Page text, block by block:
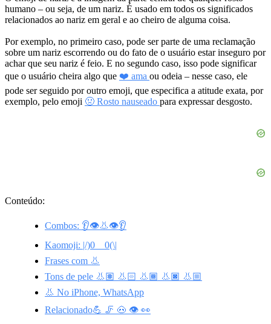
humano – ou seja, de um nariz. É usado em todos os significados
relacionados ao nariz em geral e ao cheiro de alguma coisa.
Por exemplo, no primeiro caso, pode ser parte de uma reclamação
sobre um nariz escorrendo ou do fato de o usuário estar inseguro por
achar que seu nariz é feio. E no segundo caso, isso pode significar
que o usuário cheira algo que ❤️ ama ou odeia – nesse caso, ele
pode ser seguido por outro emoji, que especifica a atitude exata, por
exemplo, pelo emoji 🤢 Rosto nauseado para expressar desgosto.
Conteúdo:
Combos: 👂👁️👃👁️👂
Kaomoji: |/)0__0(\|
Frases com 👃
Tons de pele 👃🏽 👃🏻 👃🏾 👃🏿 👃🏼
👃 No iPhone, WhatsApp
Relacionado💪 🦵 🐽 👁️ 👀